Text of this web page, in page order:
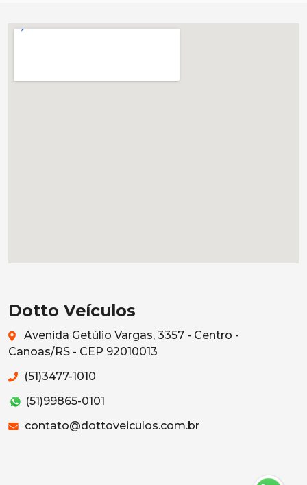
Dotto Veículos
Avenida Getúlio Vargas, 3357 - Centro -
Canoas/RS - CEP 92010013
(51)3477-1010
(51)99865-0101
contato@dottoveiculos.com.br